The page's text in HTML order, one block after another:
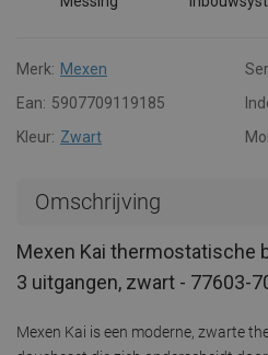
Merk: Mexen
Ean: 5907709119185
Kleur: Zwart
Omschrijving
Mexen Kai thermostatische
3 uitgangen, zwart - 77603-
Mexen Kai is een moderne, zwarte